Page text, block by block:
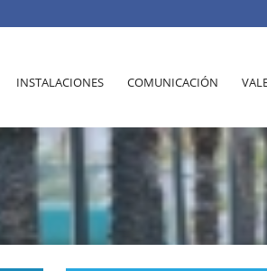
INSTALACIONES COMUNICACIÓN